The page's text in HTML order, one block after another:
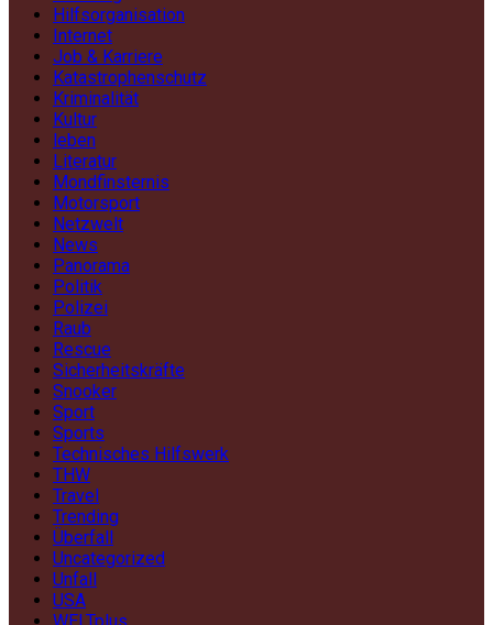
Hilfsorganisation
Internet
Job & Karriere
Katastrophenschutz
Kriminalität
Kultur
leben
Literatur
Mondfinsternis
Motorsport
Netzwelt
News
Panorama
Politik
Polizei
Raub
Rescue
Sicherheitskräfte
Snooker
Sport
Sports
Technisches Hilfswerk
THW
Travel
Trending
Überfall
Uncategorized
Unfall
USA
WELTplus